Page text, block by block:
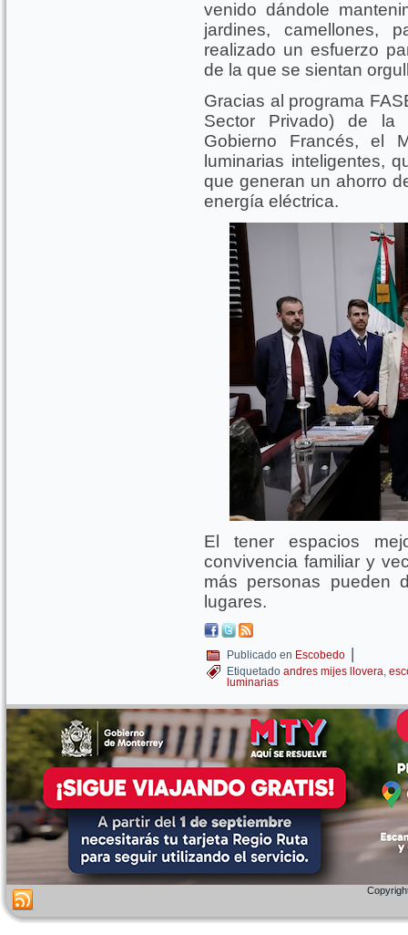
venido dándole
jardines, camellones,
realizado un esfuerzo
de la que se sientan
Gracias al programa
Sector Privado) de la
Gobierno Francés, el
luminarias inteligentes,
que generan un ahorro
energía eléctrica.
El tener espacios
convivencia familiar y
más personas pueden
lugares.
Publicado en Escobedo |
Etiquetado andres mijes llovera,
luminarias